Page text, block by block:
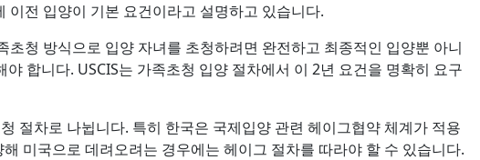
전 입양이 기본 요건이라고 설명하고 있습니다.
청 방식으로 입양 자녀를 초청하려면 완전하고 최종적인 입양뿐 아니
합니다. USCIS는 가족초청 입양 절차에서 이 2년 요건을 명확히 요구
절차로 나뉩니다. 특히 한국은 국제입양 관련 헤이그협약 체계가 적용
미국으로 데려오려는 경우에는 헤이그 절차를 따라야 할 수 있습니다.